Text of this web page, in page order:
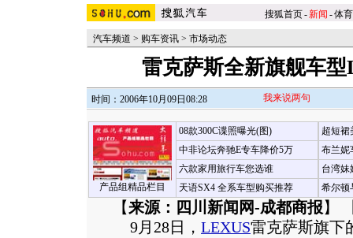
搜狐首页-新闻 -体育
汽车频道 > 购车资讯 > 市场动态
雷克萨斯全新旗舰车型
时间：2006年10月09日08:28 我来说两句
产品组精品栏目
08款300C谍照曝光(图)
中非论坛奔驰E专车降价5万
六款家用旅行车您选谁
天语SX4 全系车型购买推荐
超短裙
布兰妮
台湾妹
希尔顿
【来源：四川新闻网-成都商报 】
9月28日， LEXUS雷克萨斯旗下